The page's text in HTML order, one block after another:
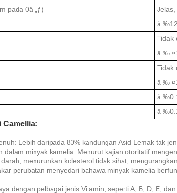
pada 0â „ƒ)
Jelas,
â
Tidak
â ‰
Tidak
â ‰
â
â
Camellia:
Lebih daripada 80% kandungan Asid Lemak tak
dalam minyak kamelia. Menurut kajian otoritatif
menurunkan kolesterol tidak sihat,
perubatan menyedari bahawa minyak kamelia
dengan pelbagai jenis Vitamin, seperti A, B, D, E,